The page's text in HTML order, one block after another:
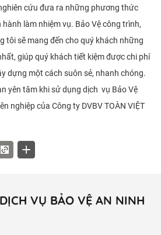
cứu đưa ra những phương thức
làm nhiệm vụ. Bảo Vệ công trình,
tôi sẽ mang đến cho quý khách những
giúp quý khách tiết kiệm được chi phí
dựng một cách suôn sẻ, nhanh chóng.
yên tâm khi sử dụng dịch vụ Bảo Vệ
nghiệp của Công ty DVBV TOÀN VIỆT
VỤ BẢO VỆ AN NINH